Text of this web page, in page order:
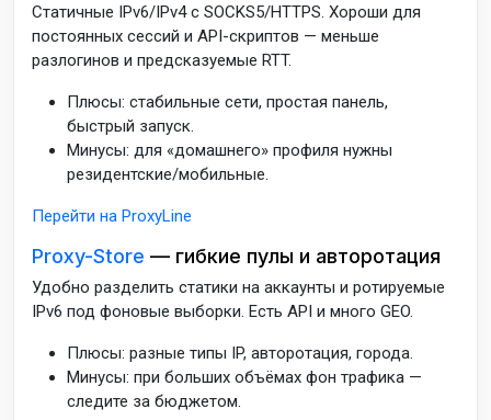
Статичные IPv6/IPv4 с SOCKS5/HTTPS. Хороши для
постоянных сессий и API-скриптов — меньше
разлогинов и предсказуемые RTT.
Плюсы: стабильные сети, простая панель,
быстрый запуск.
Минусы: для «домашнего» профиля нужны
резидентские/мобильные.
Перейти на ProxyLine
Proxy-Store — гибкие пулы и авторотация
Удобно разделить статики на аккаунты и ротируемые
IPv6 под фоновые выборки. Есть API и много GEO.
Плюсы: разные типы IP, авторотация, города.
Минусы: при больших объёмах фон трафика —
следите за бюджетом.